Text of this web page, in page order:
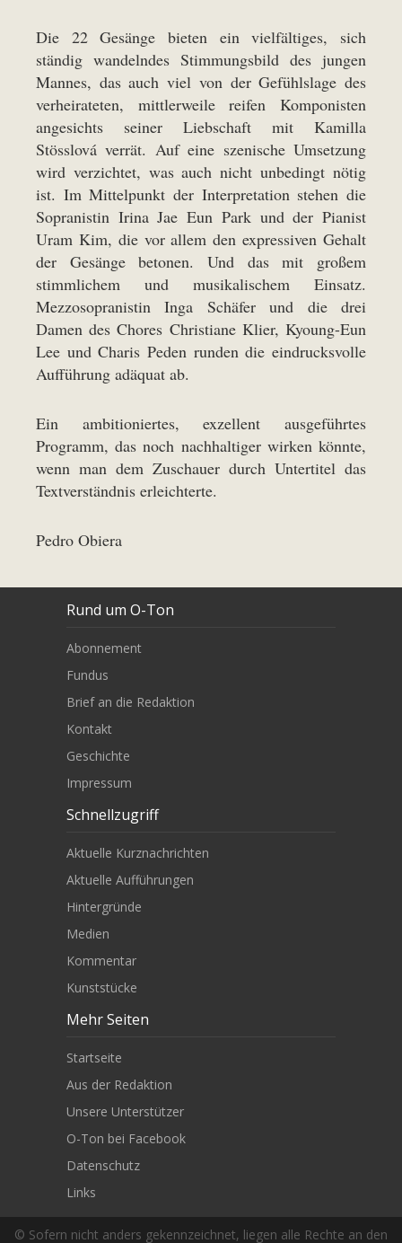
Die 22 Gesänge bieten ein vielfältiges, sich
ständig wandelndes Stimmungsbild des jungen
Mannes, das auch viel von der Gefühlslage des
verheirateten, mittlerweile reifen Komponisten
angesichts seiner Liebschaft mit Kamilla
Stösslová verrät. Auf eine szenische Umsetzung
wird verzichtet, was auch nicht unbedingt nötig
ist. Im Mittelpunkt der Interpretation stehen die
Sopranistin Irina Jae Eun Park und der Pianist
Uram Kim, die vor allem den expressiven Gehalt
der Gesänge betonen. Und das mit großem
stimmlichem und musikalischem Einsatz.
Mezzosopranistin Inga Schäfer und die drei
Damen des Chores Christiane Klier, Kyoung-Eun
Lee und Charis Peden runden die eindrucksvolle
Aufführung adäquat ab.
Ein ambitioniertes, exzellent ausgeführtes
Programm, das noch nachhaltiger wirken könnte,
wenn man dem Zuschauer durch Untertitel das
Textverständnis erleichterte.
Pedro Obiera
© Sofern nicht anders gekennzeichnet, liegen alle Rechte an den
Rund um O-Ton
Abonnement
Fundus
Brief an die Redaktion
Kontakt
Geschichte
Impressum
Schnellzugriff
Aktuelle Kurznachrichten
Aktuelle Aufführungen
Hintergründe
Medien
Kommentar
Kunststücke
Mehr Seiten
Startseite
Aus der Redaktion
Unsere Unterstützer
O-Ton bei Facebook
Datenschutz
Links